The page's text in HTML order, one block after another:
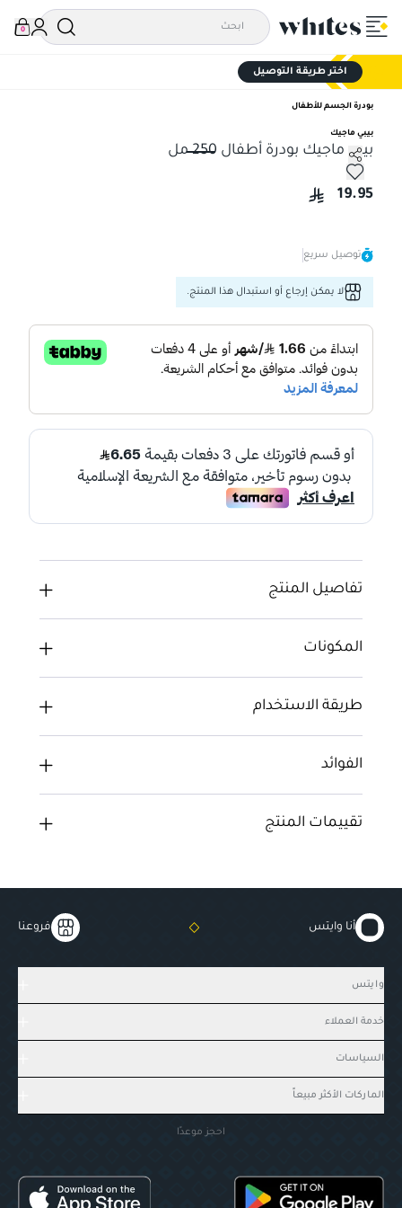
0
اختر طريقة التوصيل
بودرة الجسم للأطفال
بيبي ماجيك
بيبي ماجيك بودرة أطفال 250 مل
بيبي ماجيك بودرة أطفال 250 مل
19.95
توصيل سريع
لا يمكن إرجاع أو استبدال هذا المنتج.
تفاصيل المنتج
المكونات
طريقة الاستخدام
الفوائد
تقييمات المنتج
أنا وايتس فروعنا
وايتس
خدمة العملاء
السياسات
الماركات الأكثر مبيعاً
احجز موعدًا